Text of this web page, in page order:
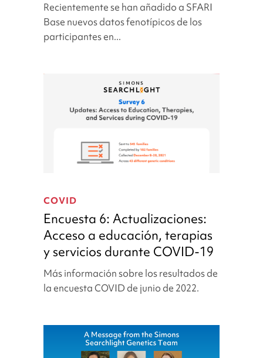
de
2022
Recientemente se han añadido a SFARI
Base nuevos datos fenotípicos de los
participantes en...
6:
Actualizaciones:
Acceso
a
educación,
y
servicios
COVID
Encuesta 6: Actualizaciones:
Acceso a educación, terapias
y servicios durante COVID-19
Más información sobre los resultados de
la encuesta COVID de junio de 2022.